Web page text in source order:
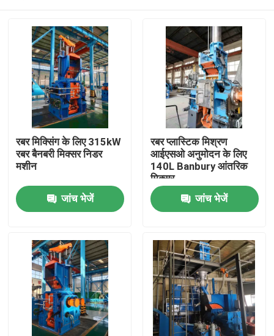
उत्पादों
वीडियो
रबर मिक्सिंग के लिए 315kW
रबर बैनबरी मिक्सर निडर
मशीन
जांच भेजें
रबर प्लास्टिक मिश्रण
आईएसओ अनुमोदन के लिए
140L Banbury आंतरिक
मिक्सर
जांच भेजें